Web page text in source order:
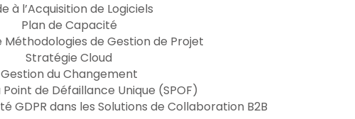
à l’Acquisition de Logiciels
Plan de Capacité
Méthodologies de Gestion de Projet
Stratégie Cloud
Gestion du Changement
de Défaillance Unique (SPOF)
GDPR dans les Solutions de Collaboration B2B